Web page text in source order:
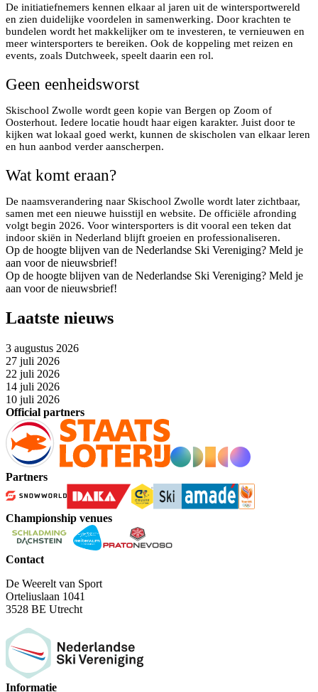
De initiatiefnemers kennen elkaar al jaren uit de wintersportwereld
en zien duidelijke voordelen in samenwerking. Door krachten te
bundelen wordt het makkelijker om te investeren, te vernieuwen en
meer wintersporters te bereiken. Ook de koppeling met reizen en
events, zoals Dutchweek, speelt daarin een rol.
Geen eenheidsworst
Skischool Zwolle wordt geen kopie van Bergen op Zoom of
Oosterhout. Iedere locatie houdt haar eigen karakter. Juist door te
kijken wat lokaal goed werkt, kunnen de skischolen van elkaar leren
en hun aanbod verder aanscherpen.
Wat komt eraan?
De naamsverandering naar Skischool Zwolle wordt later zichtbaar,
samen met een nieuwe huisstijl en website. De officiële afronding
volgt begin 2026. Voor wintersporters is dit vooral een teken dat
indoor skiën in Nederland blijft groeien en professionaliseren.
Op de hoogte blijven van de Nederlandse Ski Vereniging? Meld je
aan voor de nieuwsbrief!
Op de hoogte blijven van de Nederlandse Ski Vereniging? Meld je
aan voor de nieuwsbrief!
Laatste nieuws
3 augustus 2026
27 juli 2026
22 juli 2026
14 juli 2026
10 juli 2026
Official partners
Partners
Championship venues
Contact
De Weerelt van Sport
Orteliuslaan 1041
3528 BE Utrecht
Informatie